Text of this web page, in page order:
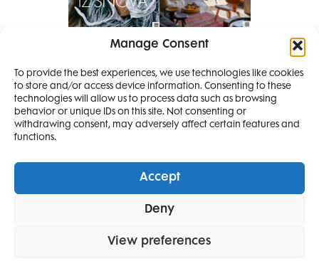
Manage Consent
To provide the best experiences, we use technologies like cookies
to store and/or access device information. Consenting to these
technologies will allow us to process data such as browsing
behavior or unique IDs on this site. Not consenting or
withdrawing consent, may adversely affect certain features and
functions.
Accept
Deny
View preferences
Pretplati se na časopis
PRETPLATITE SE
Elle ProjectsElle Beauty AwardsElle Style Awards
LifestyleDecoration
SMANJI
4 IZDANJA
I 2 IZDANJA ELLE
DECORATIONA +
POKLON
SAMO